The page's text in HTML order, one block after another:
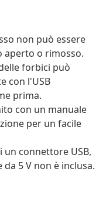
non può essere
aperto o rimosso.
forbici può
con l'USB
prima.
con un manuale
per un facile
connettore USB,
5 V non è inclusa.